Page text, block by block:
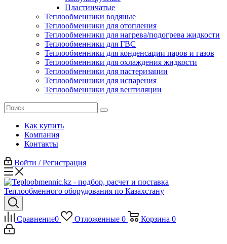
Пластинчатые
Теплообменники водяные
Теплообменники для отопления
Теплообменники для нагрева/подогрева жидкости
Теплообменники для ГВС
Теплообменники для конденсации паров и газов
Теплообменники для охлаждения жидкости
Теплообменники для пастеризации
Теплообменники для испарения
Теплообменники для вентиляции
Как купить
Компания
Контакты
Войти / Регистрация
Сравнение0 Отложенные 0 Корзина 0